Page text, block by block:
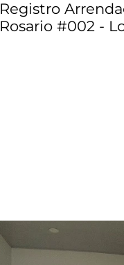
Registro
Rosario #002 -